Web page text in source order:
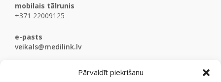
Pārvaldīt piekrišanu
mobilais tālrunis
+371 22009125
e-pasts
veikals@medilink.lv